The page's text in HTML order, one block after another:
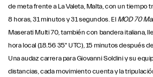
de meta frente a La Valeta, Malta, con un tiempo
8 horas, 31 minutos y 31 segundos. ElMOD 70
Maserati Multi 70, también con bandera italiana,
hora local (18.56 35" UTC), 15 minutos después
Una audaz carrera para Giovanni Soldini y su
distancias, cada movimiento cuenta y la